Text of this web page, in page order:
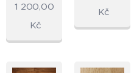
1 200,00
Kč
Kč